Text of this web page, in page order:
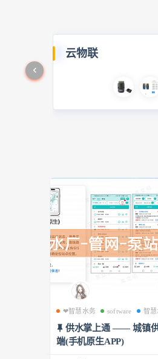
云物联
❤智慧水务 software 智慧
供水掌上通 —— 城镇
端(手机原生APP)